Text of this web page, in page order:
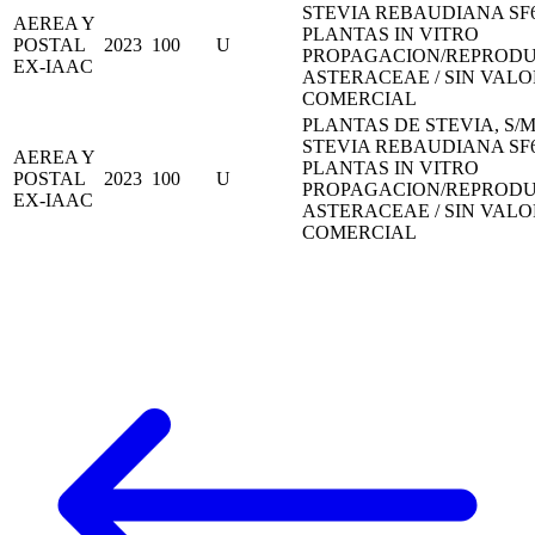
AEREA Y
POSTAL
EX-IAAC
2023 100 U
STEVIA REBAUDIANA
PLANTAS IN VITRO
PROPAGACION/
ASTERACEAE / SIN
COMERCIAL
AEREA Y
POSTAL
EX-IAAC
2023 100 U
PLANTAS DE STEVIA, S/
STEVIA REBAUDIANA
PLANTAS IN VITRO
PROPAGACION/
ASTERACEAE / SIN
COMERCIAL